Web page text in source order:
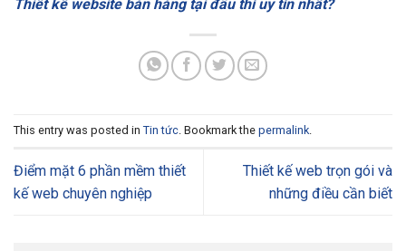
Thiết kế website bán hàng tại đâu thì uy tín nhất?
This entry was posted in Tin tức . Bookmark the permalink
Điểm mặt 6 phần mềm thiết
kế web chuyên nghiệp
Thiết kế web trọn gói và
những điều cần biết